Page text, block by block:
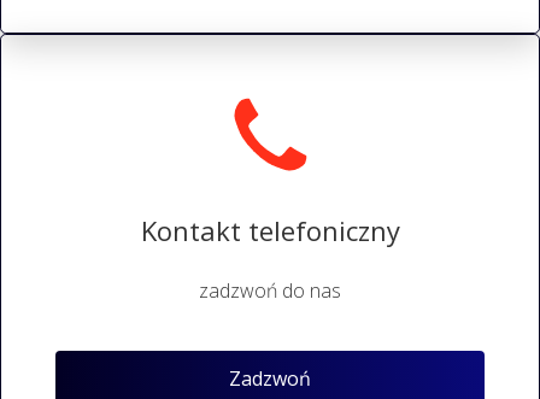
Kontakt telefoniczny
zadzwoń do nas
Zadzwoń